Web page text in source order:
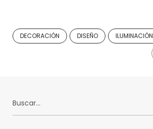
DECORACIÓN DISEÑO ILUMINACIÓN